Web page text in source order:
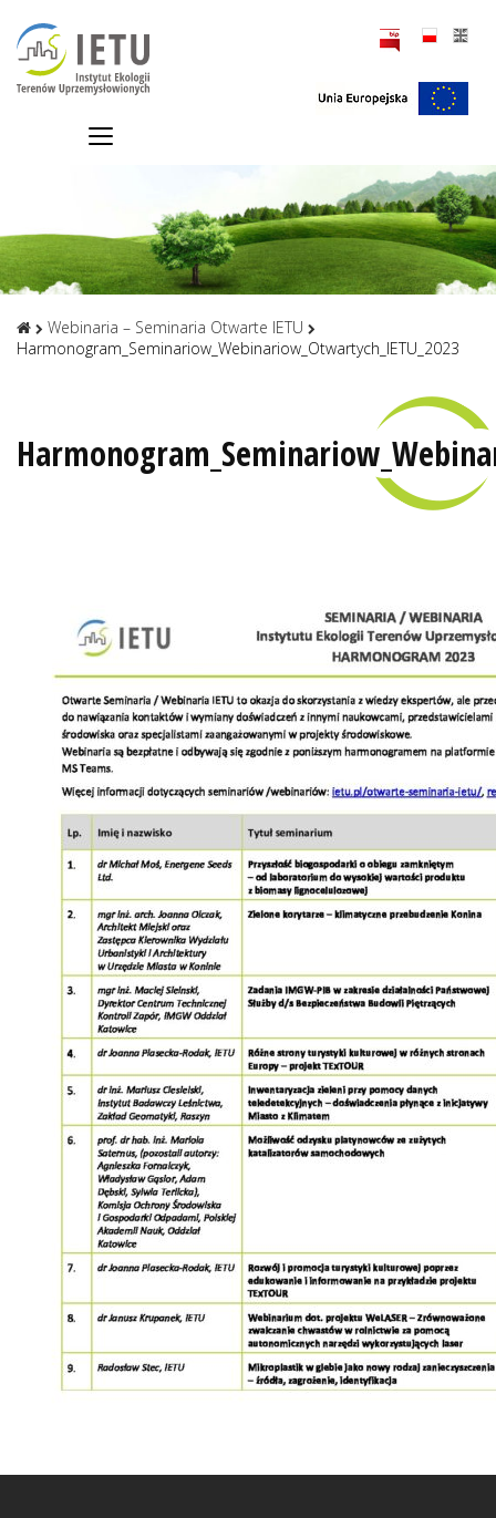
Webinaria – Seminaria Otwarte IETU
Harmonogram_Seminariow_Webinariow_Otwartych_IETU_2023